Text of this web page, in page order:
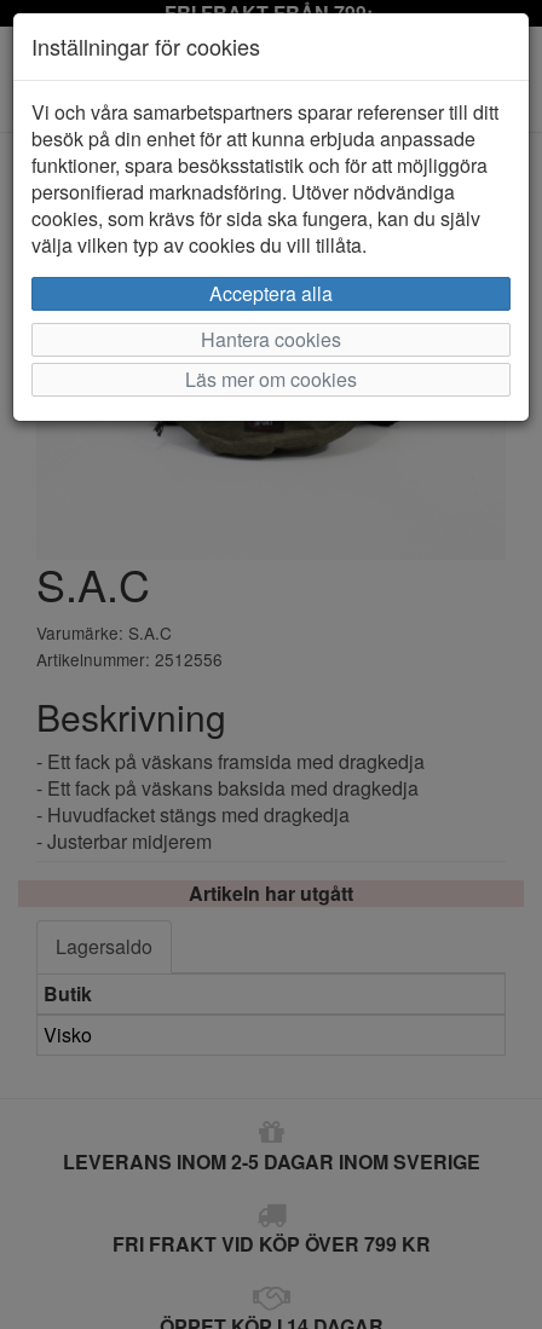
FRI FRAKT FRÅN 799:-
Toggle
navigation
HEM S.A.C
S.A.C
Varumärke: S.A.C
Artikelnummer: 2512556
Beskrivning
- Ett fack på väskans framsida med dragkedja
- Ett fack på väskans baksida med dragkedja
- Huvudfacket stängs med dragkedja
- Justerbar midjerem
Artikeln har utgått
Lagersaldo
Butik
Visko
LEVERANS INOM 2-5 DAGAR INOM SVERIGE
FRI FRAKT VID KÖP ÖVER 799 KR
Inställningar för cookies
Vi och våra samarbetspartners sparar referenser till ditt
besök på din enhet för att kunna erbjuda anpassade
funktioner, spara besöksstatistik och för att möjliggöra
personifierad marknadsföring. Utöver nödvändiga
cookies, som krävs för sida ska fungera, kan du själv
välja vilken typ av cookies du vill tillåta.
Acceptera alla
Hantera cookies
Läs mer om cookies